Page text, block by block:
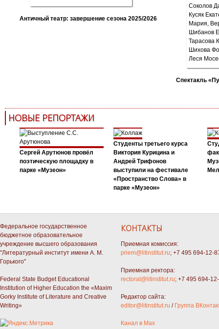
Античный театр: завершение сезона 2025/2026
Спектакль
НОВЫЕ РЕПОРТАЖИ
Сергей Арутюнов провёл
поэтическую площадку в
парке «Музеон»
Студенты третьего курса
Виктория Курицина и
Андрей Трифонов
выступили на фестивале
«Пространство Слова» в
парке «Музеон»
Федеральное государственное
бюджетное образовательное
учреждение высшего образования
"Литературный институт имени А. М.
Горького"
Federal State Budget Educational
Institution of Higher Education the «Maxim
Gorky Institute of Literature and Creative
Writing»
КОНТАКТЫ
Приемная комиссия:
priem@litinstitut.ru; +7 495 694-12-
Приемная ректора:
rectorat@litinstitut.ru; +7 495 694-
Редактор сайта:
editor@litinstitut.ru / Группа
Канал в Max